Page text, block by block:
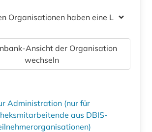
Organisationen haben eine Lizenz
Ansicht der Organisation
wechseln
Administration (nur für
aus DBIS-